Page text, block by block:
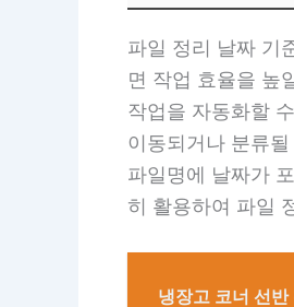
파일 정리 날짜 기
면 작업 효율을 높
작업을 자동화할
이동되거나 분류
파일명에 날짜가
히 활용하여 파일
냉장고 코너 선